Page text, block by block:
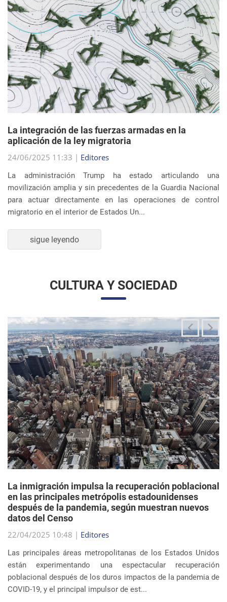
aplicación de la ley migratoria
24/06/2025 11:33 |Editores
La administración Trump ha estado articulando una
movilización amplia y sin precedentes de la Guardia Nacional
para actuar directamente en las operaciones de control
migratorio en el interior de Estados Un...
sigue leyendo
en las principales metrópolis estadounidenses
después de la pandemia, según muestran nuevos
datos del Censo
22/04/2025 10:48 |
Las principales áreas metropolitanas de los Estados Unidos
están experimentando una espectacular recuperación
poblacional después de los duros impactos de la pandemia de
COVID-19, y el principal impulsor de est...